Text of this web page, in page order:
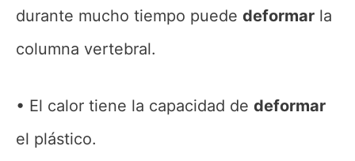
durante mucho tiempo puede deformar la
columna vertebral.
El calor tiene la capacidad de deformar
el plástico.